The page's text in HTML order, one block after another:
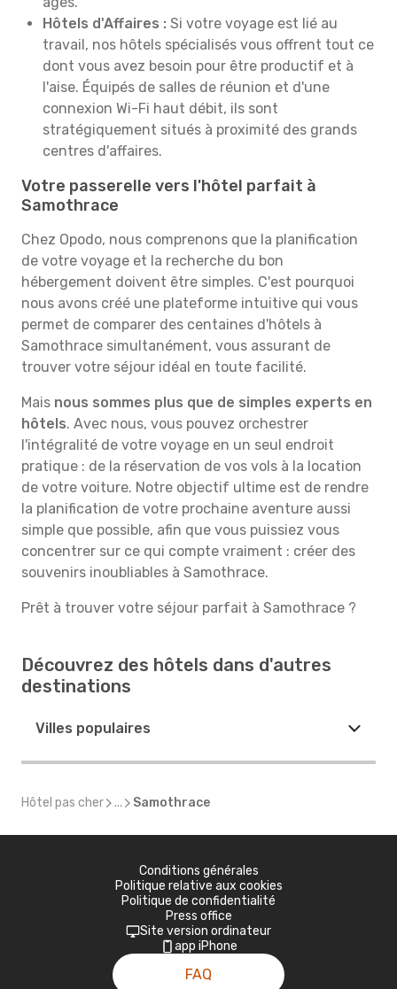
Hôtels d'Affaires : Si votre voyage est lié au
travail, nos hôtels spécialisés vous offrent tout ce
dont vous avez besoin pour être productif et à
l'aise. Équipés de salles de réunion et d'une
connexion Wi-Fi haut débit, ils sont
stratégiquement situés à proximité des grands
centres d'affaires.
Votre passerelle vers l'hôtel parfait à
Samothrace
Chez Opodo, nous comprenons que la planification
de votre voyage et la recherche du bon
hébergement doivent être simples. C'est pourquoi
nous avons créé une plateforme intuitive qui vous
permet de comparer des centaines d'hôtels à
Samothrace simultanément, vous assurant de
trouver votre séjour idéal en toute facilité.
Mais nous sommes plus que de simples experts en
hôtels. Avec nous, vous pouvez orchestrer
l'intégralité de votre voyage en un seul endroit
pratique : de la réservation de vos vols à la location
de votre voiture. Notre objectif ultime est de rendre
la planification de votre prochaine aventure aussi
simple que possible, afin que vous puissiez vous
concentrer sur ce qui compte vraiment : créer des
souvenirs inoubliables à Samothrace.
Prêt à trouver votre séjour parfait à Samothrace ?
Découvrez des hôtels dans d'autres
destinations
Villes populaires
Hôtel pas cher ... Samothrace
Conditions générales
Politique relative aux cookies
Politique de confidentialité
Press office
Site version ordinateur
app iPhone
FAQ